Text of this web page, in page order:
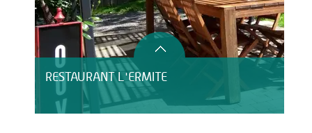
RESTAURANT L'ERMITE